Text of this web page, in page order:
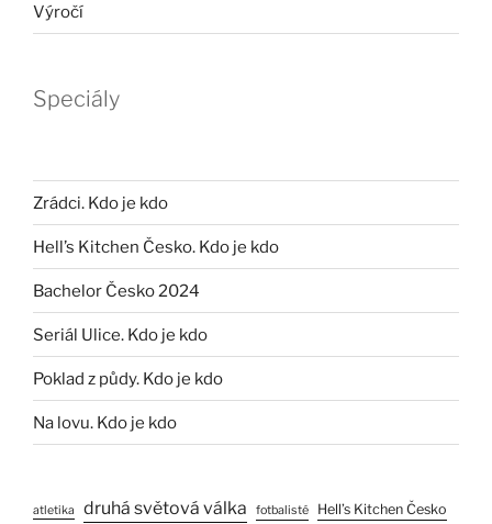
Výročí
Speciály
Zrádci. Kdo je kdo
Hell’s Kitchen Česko. Kdo je kdo
Bachelor Česko 2024
Seriál Ulice. Kdo je kdo
Poklad z půdy. Kdo je kdo
Na lovu. Kdo je kdo
atletika druhá světová válka fotbalisté Hell’s Kitchen Česko